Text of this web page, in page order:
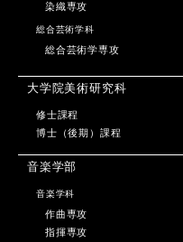
染織専攻
総合芸術学科
総合芸術学専攻
大学院美術研究科
修士課程
博士（後期）課程
音楽学部
音楽学科
作曲専攻
指揮専攻